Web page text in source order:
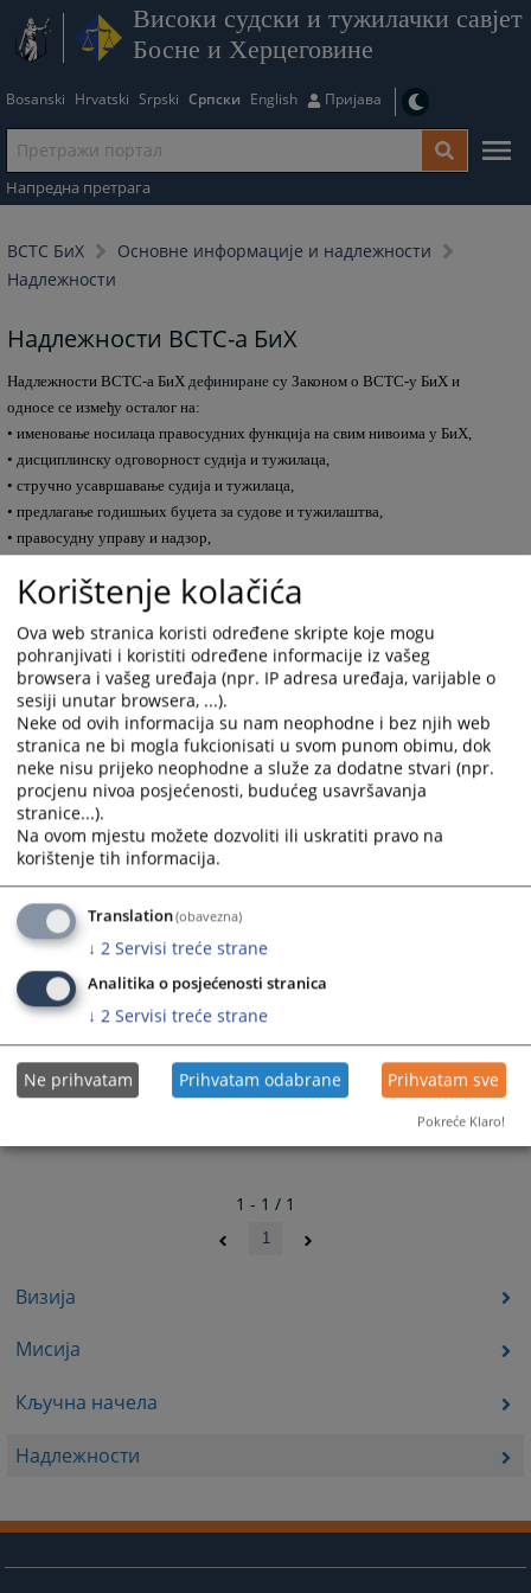
Високи судски и тужилачки савјет
Босне и Херцеговине
Bosanski Hrvatski Srpski Српски English Пријава
Напредна претрага
ВСТС БиХ
Основне информације и надлежности
Надлежности
Визија
Мисија
Кључна начела
Надлежности
Надлежности ВСТС-а БиХ
Надлежности ВСТС-а БиХдефиниранесу Законом о ВСТС-у БиХ и
односе се између осталог на:
• именовање носилаца правосудних функција на свим нивоима у БиХ,
• дисциплинску одговорност судија и тужилаца,
• стручно усавршавање судија и тужилаца,
• предлагање годишњих буџета за судове и тужилаштва,
• правосудну управу и надзор,
судовима и тужилаштвима,
• давање мишљења о нацртима закона, прописа и важним питањима која
могу утицати на правосуђе, и
• покретање поступка усвајања закона и других прописа у областима
значајним за правосуђе.
403ПРЕГЛЕДА
1 - 1 / 1
1
Korištenje kolačića
Ova web stranica koristi određene skripte koje mogu
pohranjivati i koristiti određene informacije iz vašeg
browsera i vašeg uređaja (npr. IP adresa uređaja, varijable o
sesiji unutar browsera, ...).
Neke od ovih informacija su nam neophodne i bez njih web
stranica ne bi mogla fukcionisati u svom punom obimu, dok
neke nisu prijeko neophodne a služe za dodatne stvari (npr.
procjenu nivoa posjećenosti, budućeg usavršavanja
stranice...).
Na ovom mjestu možete dozvoliti ili uskratiti pravo na
korištenje tih informacija.
Translation(obavezna)
↓ 2 Servisi treće strane
Analitika o posjećenosti stranica
↓ 2 Servisi treće strane
Ne prihvatam Prihvatam odabrane Prihvatam sve
Pokreće Klaro!